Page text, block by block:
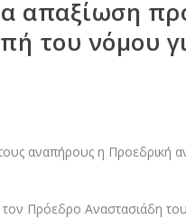
απαξίωση
του νόμου
Πρόεδρο Αναστασιάδη